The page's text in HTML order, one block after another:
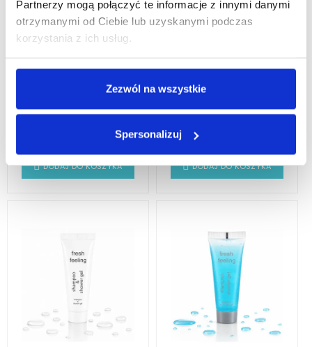
Partnerzy mogą połączyć te informacje z innymi danymi
otrzymanymi od Ciebie lub uzyskanymi podczas
korzystania z ich usług.
Zezwól na wszystkie
Spersonalizuj
Mini Balsam Hotelowy
Feeling
DODAJ DO KOSZYKA
Mini Żel Pod Prysznic
DODAJ DO KOSZYKA